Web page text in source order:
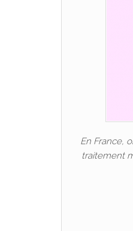
En France,
traitement